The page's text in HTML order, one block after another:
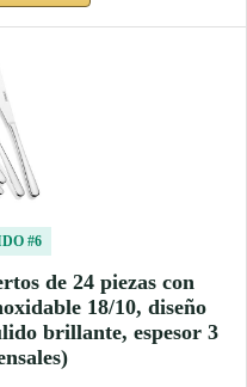
#6
de 24 piezas con
18/10, diseño
brillante, espesor 3